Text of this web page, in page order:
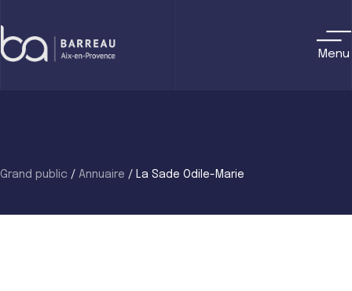
to
content
Menu
Grand public / Annuaire / La Sade Odile-Marie